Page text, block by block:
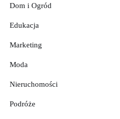
Dom i Ogród
Edukacja
Marketing
Moda
Nieruchomości
Podróże